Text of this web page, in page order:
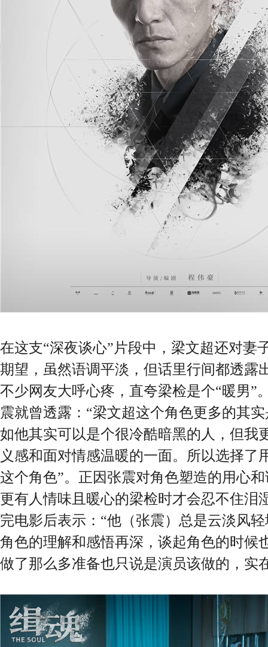
在这支“深夜谈心”片段中，梁文超还对妻
期望，虽然语调平淡，但话里行间都透露
不少网友大呼心疼，直夸梁检是个“暖男”
震就曾透露：“梁文超这个角色更多的其
如他其实可以是个很冷酷暗黑的人，但我
义感和面对情感温暖的一面。所以选择了
这个角色”。正因张震对角色塑造的用心
更有人情味且暖心的梁检时才会忍不住泪
完电影后表示：“他（张震）总是云淡风
角色的理解和感悟再深，谈起角色的时候
做了那么多准备也只说是演员该做的，实